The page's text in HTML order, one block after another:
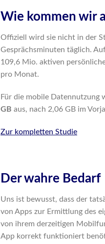
Wie kommen wir
Offiziell wird sie nicht in der
Gesprächsminuten täglich.
109,6 Mio. aktiven
pro Monat.
Für die mobile
GB aus, nach 2,06 GB im
Zur kompletten Studie
Der wahre Bedarf
Uns ist bewusst, dass der
von Apps zur Ermittlung des
von ihrem derzeitigen
App korrekt funktioniert